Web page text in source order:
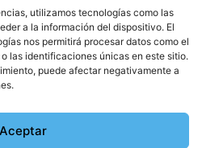
utilizamos tecnologías como las
a la información del dispositivo. El
nos permitirá procesar datos como el
las identificaciones únicas en este sitio.
puede afectar negativamente a
Aceptar
Valladolid
983 24 94 26
de Tenis de Castilla y León |
por